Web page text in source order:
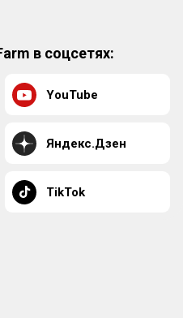
в соцсетях:
YouTube
Яндекс.Дзен
TikTok